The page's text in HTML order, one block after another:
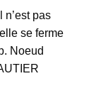
pas
se ferme
Noeud